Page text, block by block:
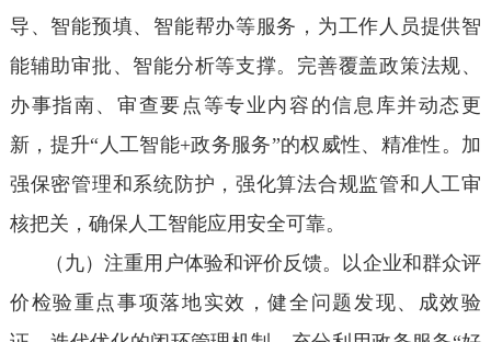
导、智能预填、智能帮办等服务，为工作人员提供智
能辅助审批、智能分析等支撑。完善覆盖政策法规、
办事指南、审查要点等专业内容的信息库并动态更
新，提升“人工智能+政务服务”的权威性、精准性。加
强保密管理和系统防护，强化算法合规监管和人工审
核把关，确保人工智能应用安全可靠。
（九）注重用户体验和评价反馈。以企业和群众评
价检验重点事项落地实效，健全问题发现、成效验